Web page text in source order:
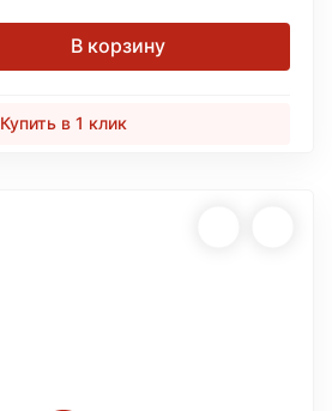
В корзину
Купить в 1 клик